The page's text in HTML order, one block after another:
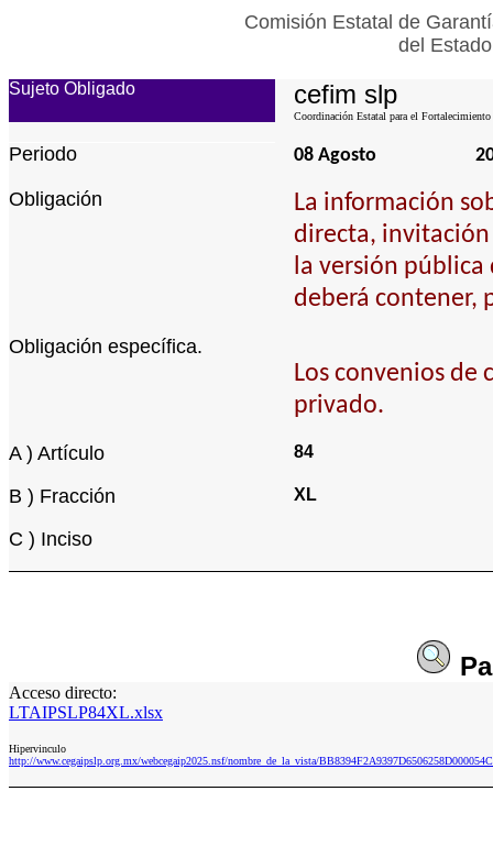
Comisión Estatal de
del
Sujeto Obligado cefim slp
Coordinación Estatal para el
Periodo 08 Agosto
Obligación
La información
directa,
la versión pública
deberá contener,
Obligación específica.
Los convenios de
privado.
A ) Artículo 84
B ) Fracción XL
C ) Inciso
Acceso directo:
LTAIPSLP84XL.xlsx
Hipervinculo
http://www.cegaipslp.org.mx/webcegaip2025.nsf/nombre_de_la_vista/